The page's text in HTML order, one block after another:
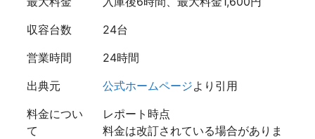
収容台数
24台
営業時間
24時間
出典元
公式ホームページより引用
料金につい
て
レポート時点
料金は改訂されている場合がありま